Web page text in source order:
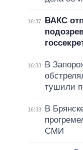
16:37
ВАКС
16:33
В
тушили
16:33
В
СМИ